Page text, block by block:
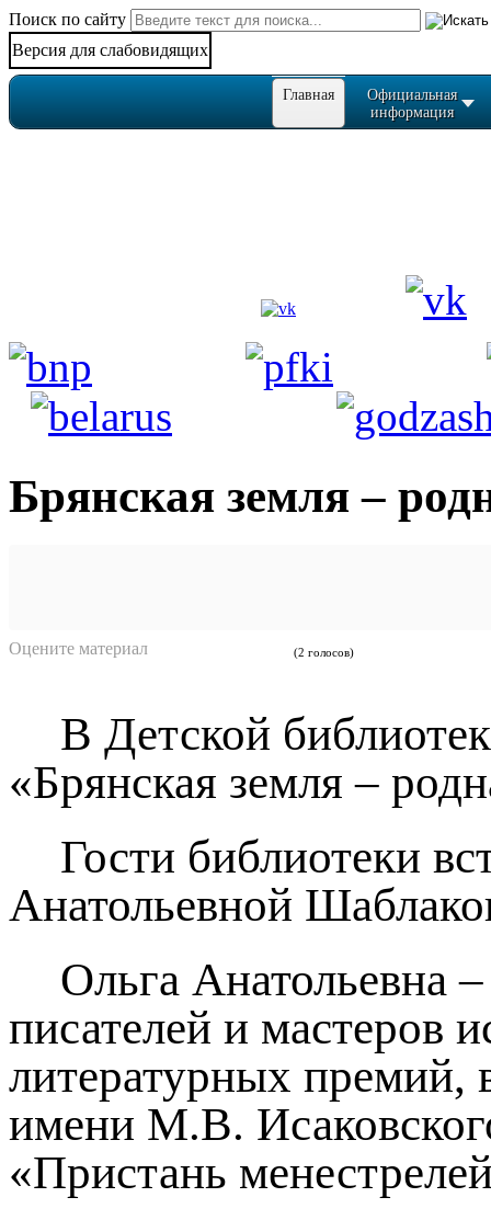
Поиск по сайту
Версия для слабовидящих
Главная
Официальная
информация
Брянская земля –
Оцените материал (2 голосов)
В Детской
«Брянская земля –
Гости библиотеки
Анатольевной
Ольга Анатольевна
писателей и мастеров
литературных премий,
имени М.В.
«Пристань